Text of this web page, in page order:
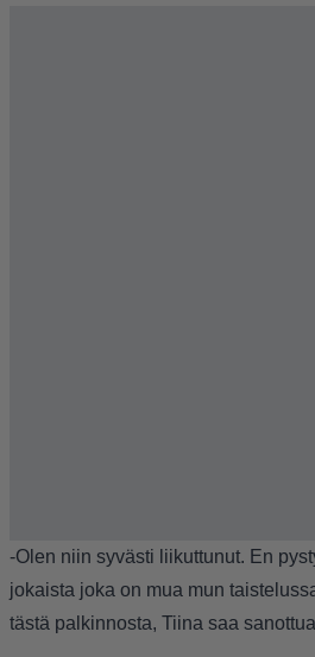
-Olen niin syvästi liikuttunut. En
jokaista joka on mua mun
tästä palkinnosta, Tiina saa